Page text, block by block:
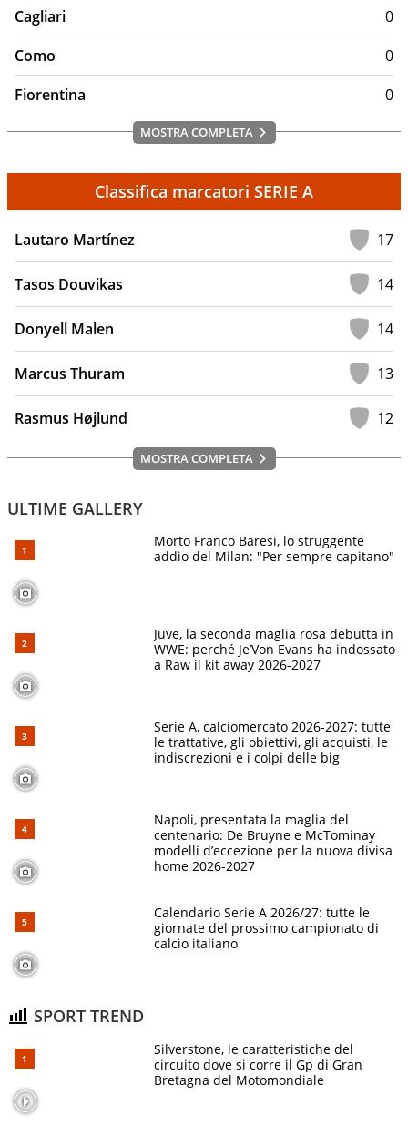
Cagliari
0
Como
0
Fiorentina
0
MOSTRA COMPLETA
Classifica marcatori SERIE A
Lautaro Martínez 17
Tasos Douvikas 14
Donyell Malen 14
Marcus Thuram 13
Rasmus Højlund 12
MOSTRA COMPLETA
ULTIME GALLERY
Morto Franco Baresi, lo struggente
addio del Milan: "Per sempre capitano"
Juve, la seconda maglia rosa debutta in
WWE: perché Je’Von Evans ha indossato
a Raw il kit away 2026-2027
Serie A, calciomercato 2026-2027: tutte
le trattative, gli obiettivi, gli acquisti, le
indiscrezioni e i colpi delle big
Napoli, presentata la maglia del
centenario: De Bruyne e McTominay
modelli d’eccezione per la nuova divisa
home 2026-2027
Calendario Serie A 2026/27: tutte le
giornate del prossimo campionato di
calcio italiano
SPORT TREND
Silverstone, le caratteristiche del
circuito dove si corre il Gp di Gran
Bretagna del Motomondiale